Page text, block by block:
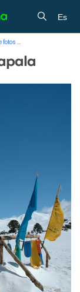
Es
fotos